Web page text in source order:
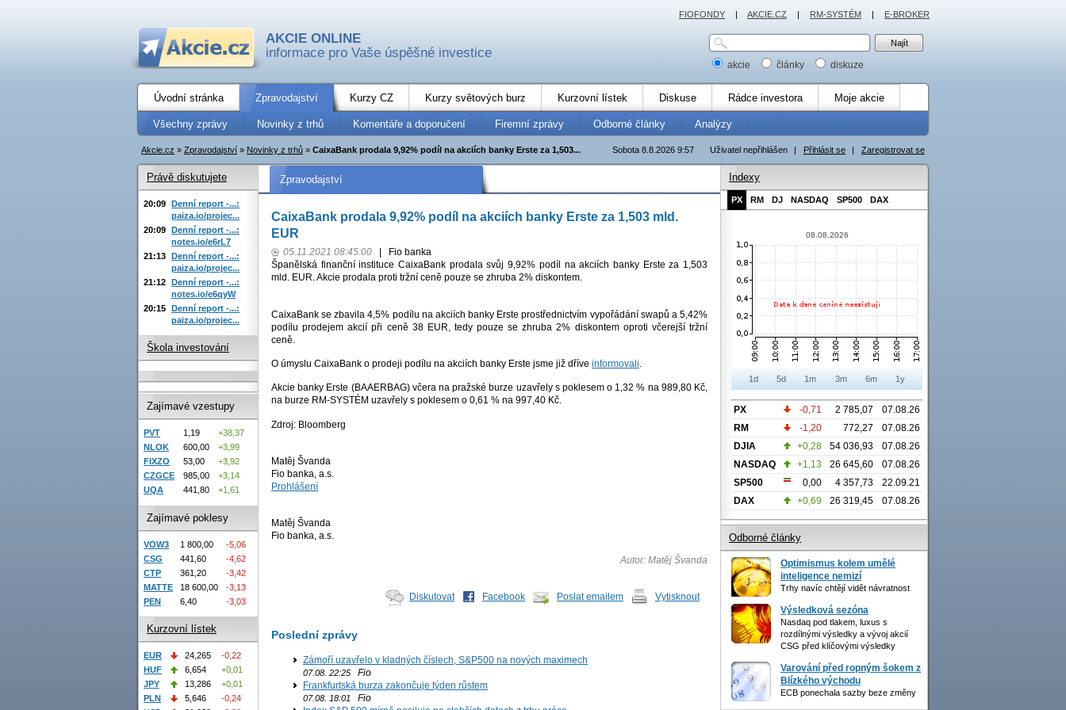
AKCIE ONLINE
informace pro Vaše úspěšné investice
akcie články diskuze
Úvodní stránka Zpravodajství Kurzy CZ Kurzy světových burz Kurzovní lístek Diskuse Rádce investora Moje akcie
Všechny zprávy Novinky z trhů Komentáře a doporučení Firemní zprávy Odborné články Analýzy
Uživatel nepřihlášen | Přihlásit se | Zaregistrovat se
Sobota 8.8.2026 9:57
Akcie.cz » Zpravodajství » Novinky z trhů » CaixaBank prodala 9,92% podíl na akciích banky Erste za 1,503...
Zpravodajství
CaixaBank prodala 9,92% podíl na akciích banky Erste za 1,503 mld.
EUR
05.11.2021 08:45:00
Fio banka
Španělská finanční instituce CaixaBank prodala svůj 9,92% podíl na akciích banky Erste za 1,503
mld. EUR. Akcie prodala proti tržní ceně pouze se zhruba 2% diskontem.
CaixaBank se zbavila 4,5% podílu na akciích banky Erste prostřednictvím vypořádání swapů a 5,42%
podílu prodejem akcií při ceně 38 EUR, tedy pouze se zhruba 2% diskontem oproti včerejší tržní
ceně.
O úmyslu CaixaBank o prodeji podílu na akciích banky Erste jsme již dříve informovali.
Akcie banky Erste (BAAERBAG) včera na pražské burze uzavřely s poklesem o 1,32 % na 989,80 Kč,
na burze RM-SYSTÉM uzavřely s poklesem o 0,61 % na 997,40 Kč.
Zdroj: Bloomberg
Matěj Švanda
Fio banka, a.s.
Prohlášení
Matěj Švanda
Fio banka, a.s.
Autor: Matěj Švanda
Diskutovat Facebook Poslat emailem Vytisknout
Poslední zprávy
Zámoří uzavřelo v kladných číslech, S&P500 na nových maximech
07.08. 22:25 Fio
Frankfurtská burza zakončuje týden růstem
07.08. 18:01
Fio
Právě diskutujete
20:09 Denní report -...:
paiza.io/projec...
20:09 Denní report -...:
notes.io/e6rL7
21:13 Denní report -...:
paiza.io/projec...
21:12 Denní report -...:
notes.io/e6qyW
20:15 Denní report -...:
paiza.io/projec...
Škola investování
Zajímavé vzestupy
PVT 1,19
+38,37
NLOK
600,00
+3,99
FIXZO
53,00
+3,92
CZGCE
985,00
+3,14
UQA
441,80 +1,61
Zajímavé poklesy
VOW3 1 800,00
-5,06
CSG
441,60
-4,62
CTP
361,20
-3,42
MATTE
18 600,00
-3,13
PEN
6,40 -3,03
Kurzovní lístek
EUR 24,265
-0,22
HUF
6,654
+0,01
JPY
13,286
+0,01
PLN
5,646
-0,24
Indexy
PX RM DJ NASDAQ SP500 DAX
08.08.2026
1d 5d 1m 3m 6m 1y
PX -0,71 2 785,07
07.08.26
RM
-1,20 772,27
07.08.26
DJIA
+0,28 54 036,93
07.08.26
NASDAQ
+1,13 26 645,60
07.08.26
SP500
0,00 4 357,73
22.09.21
DAX
+0,69 26 319,45 07.08.26
Odborné články
Optimismus kolem umělé
inteligence nemizí
Trhy navíc chtějí vidět návratnost
Výsledková sezóna
Nasdaq pod tlakem, luxus s
rozdílnými výsledky a vývoj akcií
CSG před klíčovými výsledky
Varování před ropným šokem z
Blízkého východu
ECB ponechala sazby beze změny
FIOFONDY | AKCIE.CZ | RM-SYSTÉM | E-BROKER